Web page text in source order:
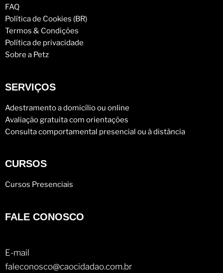
FAQ
Política de Cookies (BR)
Termos & Condições
Política de privacidade
Sobre a Petz
SERVIÇOS
Adestramento a domicílio ou online
Avaliação gratuita com orientações
Consulta comportamental presencial ou à distância
CURSOS
Cursos Presenciais
FALE CONOSCO
E-mail
faleconosco@caocidadao.com.br